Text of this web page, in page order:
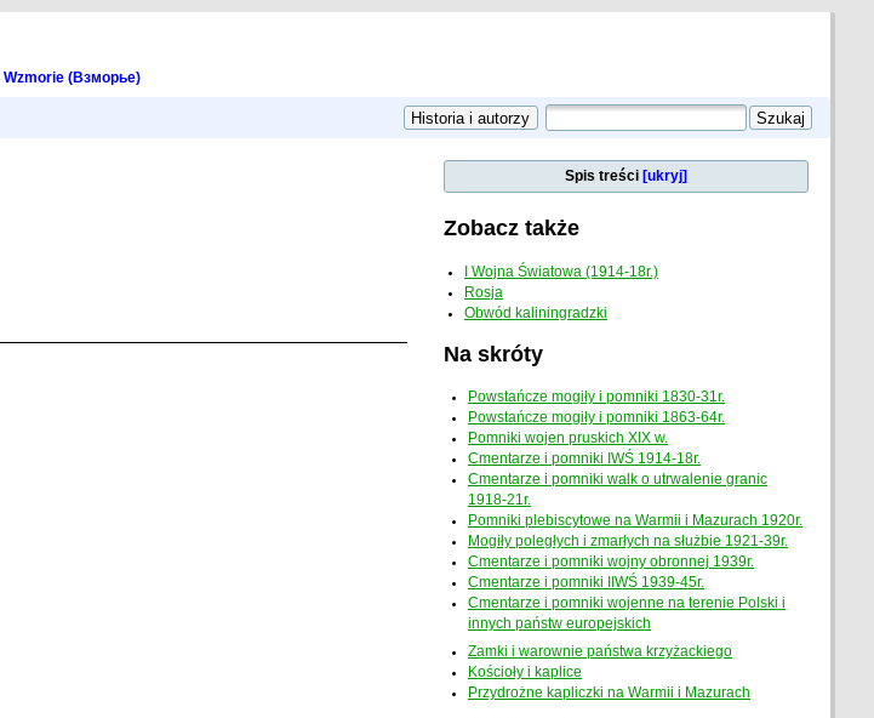
Wzmorie (Взморье)
Spis treści [ukryj]
Zobacz także
I Wojna Światowa (1914-18r.)
Rosja
Obwód kaliningradzki
Na skróty
Powstańcze mogiły i pomniki 1830-31r.
Powstańcze mogiły i pomniki 1863-64r.
Pomniki wojen pruskich XIX w.
Cmentarze i pomniki IWŚ 1914-18r.
Cmentarze i pomniki walk o utrwalenie granic
1918-21r.
Pomniki plebiscytowe na Warmii i Mazurach 1920r.
Mogiły poległych i zmarłych na służbie 1921-39r.
Cmentarze i pomniki wojny obronnej 1939r.
Cmentarze i pomniki IIWŚ 1939-45r.
Cmentarze i pomniki wojenne na terenie Polski i
innych państw europejskich
Zamki i warownie państwa krzyżackiego
Kościoły i kaplice
Przydrożne kapliczki na Warmii i Mazurach